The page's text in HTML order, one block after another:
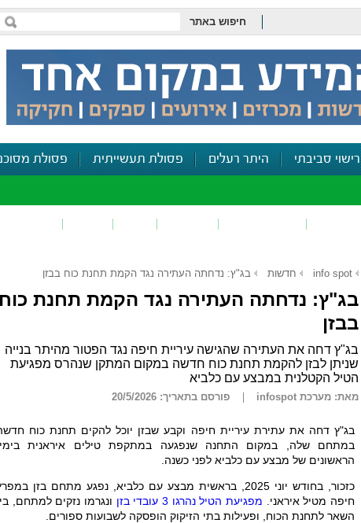
חיפוש באתר
רישוי סביבתי היתר רעלים פסולת תעשייתית פסולת
info spot חדשות בג"ץ: נדחתה העתירה נגד הקמת תחנת כוח בבזן
בג"ץ: נדחתה העתירה נגד הקמת תחנת
בבזן
בג"ץ דחה את העתירה שהגישה עיריית חיפה נגד הפטור מהיתר בנייה
שניתן לבזן להקמת תחנת כוח חדשה במקום המתקן שנהרס מפגיעת
הטיל הקטלנית במבצע עם כלביא
מאת: מערכת infospot פורסם בתאריך: 20/5/2026
בג"ץ דחה את עתירת עיריית חיפה וקבע שבזן יוכל להקים תחנת כוח
במתחם שלה, במקום התחנה שנפגעה במתקפת טילים איראנית
הראשונים של מבצע עם כלביא לפני כשנה.
כזכור, בחודש יוני 2025, בראשית מבצע עם כלביא, נפגע מתחם בזן
חיפה מטיל איראני. מפגיעת הטיל נהרגו 3 עובדי בזן
ונגרמו נזקים למתחם,
השאר לתחנת הכוח, ופעילות בתי הזיקוק הופסקה לשבועות ספורים.